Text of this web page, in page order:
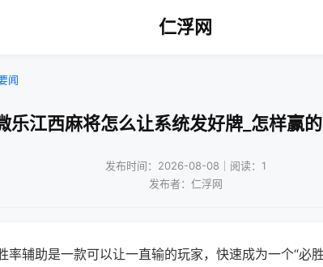
仁浮网
闻
乐江西麻将怎么让系统发好牌_怎样赢
发布时间：2026-08-08｜阅读：1
发布者：仁浮网
率辅助是一款可以让一直输的玩家，快速成为一个“必